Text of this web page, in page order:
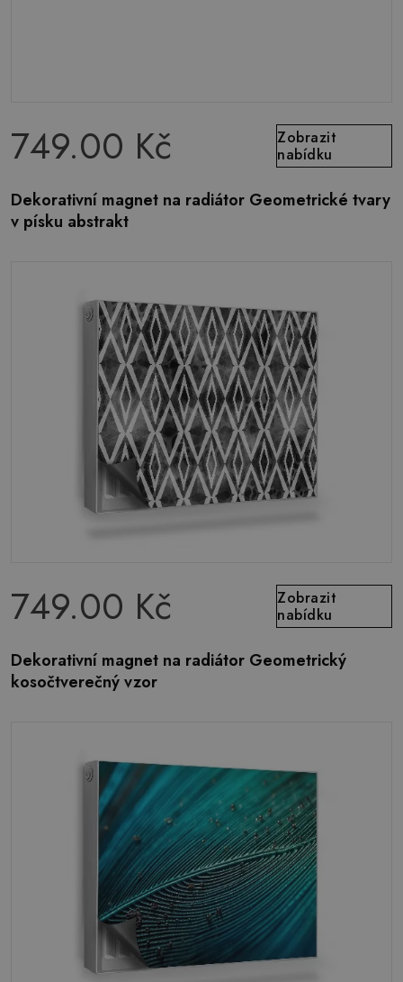
749.00 Kč
Zobrazit
nabídku
Dekorativní magnet na radiátor Geometrické tvary
v písku abstrakt
749.00 Kč
Zobrazit
nabídku
Dekorativní magnet na radiátor Geometrický
kosočtverečný vzor